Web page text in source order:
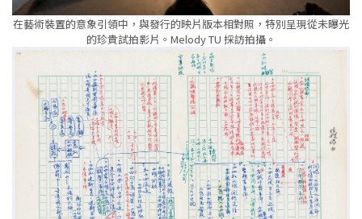
在藝術裝置的意象引領中，與發行的映片版本相對照，特別呈現從未曝光
的珍貴試拍影片。Melody TU 採訪拍攝。